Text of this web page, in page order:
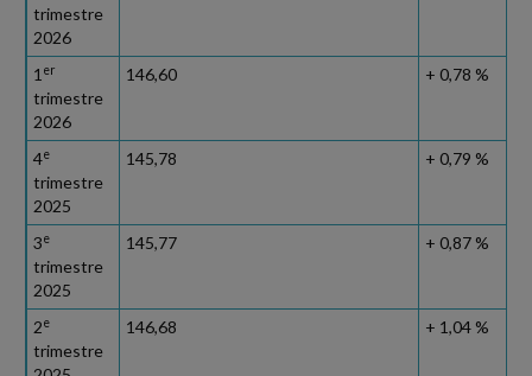
trimestre
2026
1 er
trimestre
2026
146,60 + 0,78 %
4e
trimestre
2025
145,78 + 0,79 %
3e
trimestre
2025
145,77 + 0,87 %
2e
trimestre
146,68 + 1,04 %